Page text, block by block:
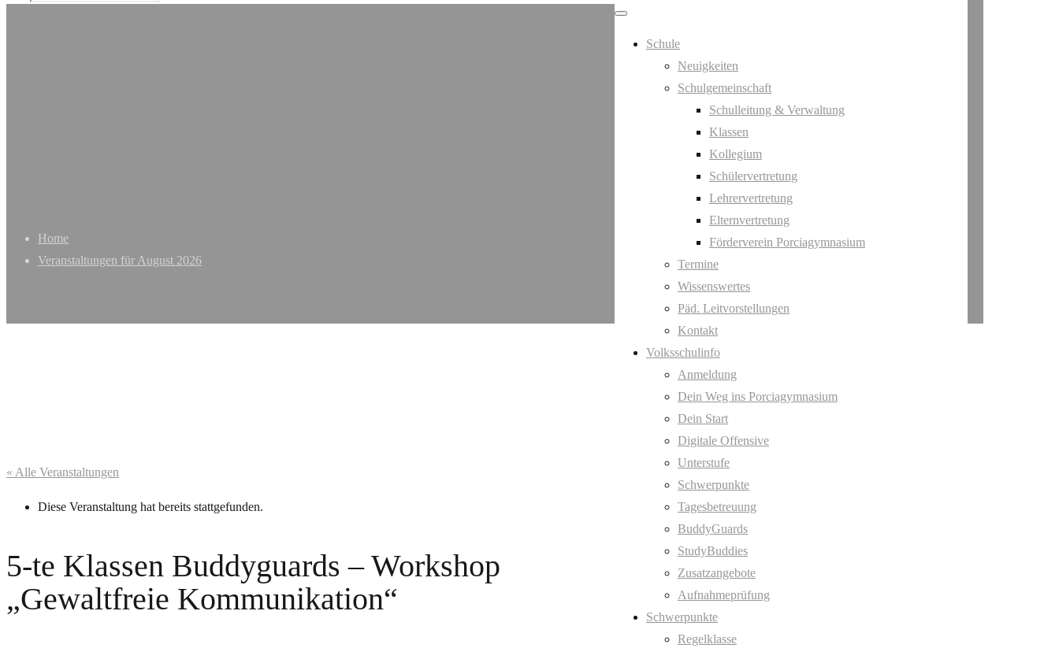
Schule
Neuigkeiten
Schulgemeinschaft
Schulleitung & Verwaltung
Klassen
Kollegium
Schülervertretung
Lehrervertretung
Elternvertretung
Förderverein Porciagymnasium
Termine
Wissenswertes
Päd. Leitvorstellungen
Kontakt
Volksschulinfo
Anmeldung
Dein Weg ins Porciagymnasium
Dein Start
Digitale Offensive
Unterstufe
Schwerpunkte
Tagesbetreuung
BuddyGuards
StudyBuddies
Zusatzangebote
Aufnahmeprüfung
Schwerpunkte
Regelklasse
Home
Veranstaltungen für August 2026
« Alle Veranstaltungen
Diese Veranstaltung hat bereits stattgefunden.
5-te Klassen Buddyguards – Workshop
„Gewaltfreie Kommunikation“